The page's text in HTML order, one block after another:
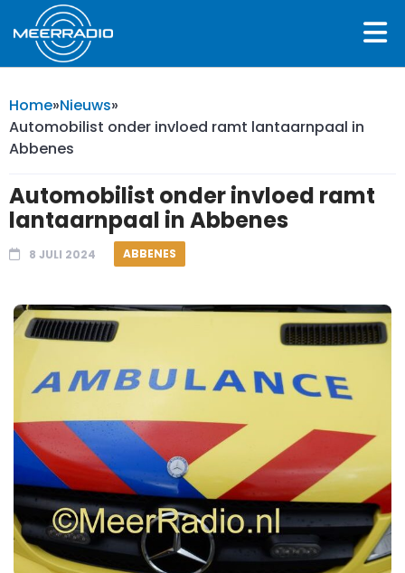
Home»Nieuws»
Automobilist onder invloed ramt lantaarnpaal in
Abbenes
Automobilist onder invloed ramt
lantaarnpaal in Abbenes
8 JULI 2024 ABBENES